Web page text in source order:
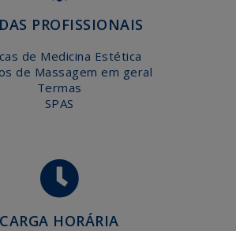
PROFISSIONAIS
de Medicina Estética
de Massagem em geral
Termas
SPAS
CARGA HORÁRIA